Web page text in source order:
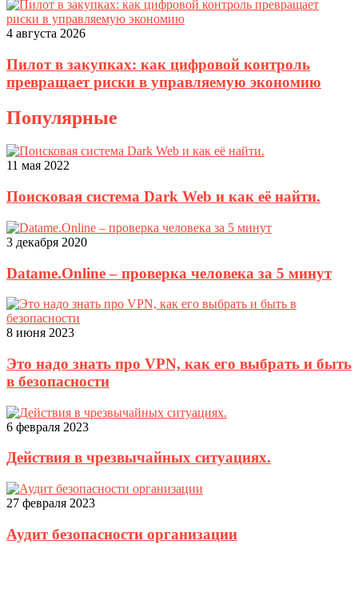
4 августа 2026
Пилот в закупках: как цифровой контроль
превращает риски в управляемую экономию
Популярные
11 мая 2022
Поисковая система Dark Web и как её найти.
3 декабря 2020
Datame.Online – проверка человека за 5 минут
8 июня 2023
Это надо знать про VPN, как его выбрать и быть
в безопасности
6 февраля 2023
Действия в чрезвычайных ситуациях.
27 февраля 2023
Аудит безопасности организации